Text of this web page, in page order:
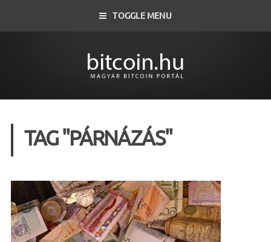
TOGGLE MENU
TAG "PÁRNÁZÁS"